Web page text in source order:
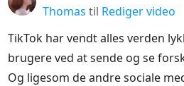
Thomas til Rediger video
TikTok har vendt alles verden
brugere ved at sende og se
Og ligesom de andre sociale